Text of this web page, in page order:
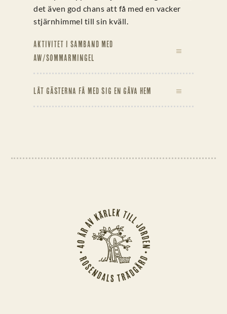
det även god chans att få med en vacker
stjärnhimmel till sin kväll.
AKTIVITET I SAMBAND MED
AW/SOMMARMINGEL
Låt gästerna få med sig en gåva hem